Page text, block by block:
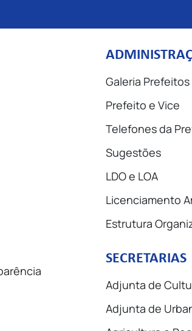
Galeria Prefeitos
Prefeito e Vice
Telefones da
Sugestões
LDO e LOA
Licenciamento
Estrutura
SECRETARIAS
Adjunta de
Adjunta de